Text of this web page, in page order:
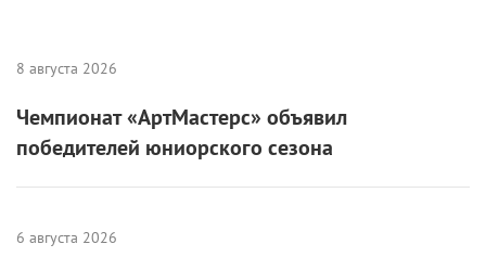
8 августа 2026
Чемпионат «АртМастерс» объявил
победителей юниорского сезона
6 августа 2026